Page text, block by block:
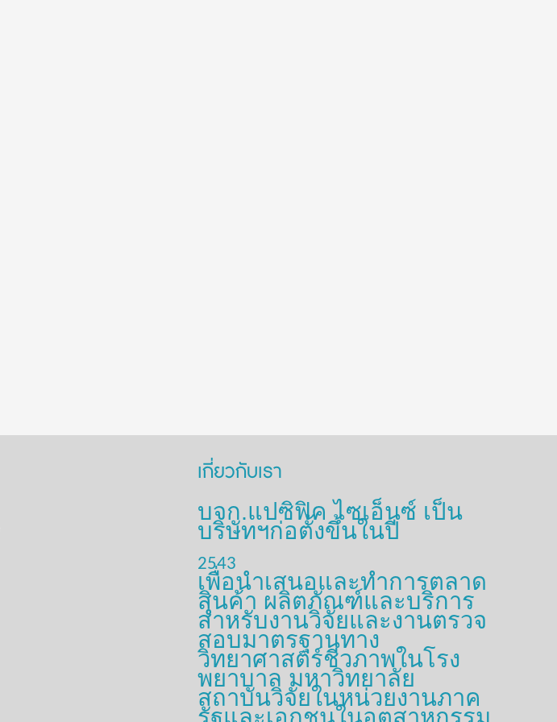
เกี่ยวกับเรา
บจก.แปซิฟิค ไซเอ็นซ์ เป็น
บริษัทฯก่อตั้งขึ้นในปี
2543
เพื่อนำเสนอและทำการตลาด
สินค้า ผลิตภัณฑ์และบริการ
สำหรับงานวิจัยและงานตรวจ
สอบมาตรฐานทาง
วิทยาศาสตร์ชีวภาพในโรง
พยาบาล มหาวิทยาลัย
สถาบันวิจัยในหน่วยงานภาค